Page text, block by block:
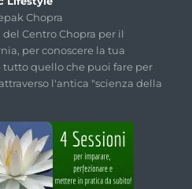
Chopra
Centro Chopra per il
per conoscere la tua
quello che puoi fare per
l'antica "scienza della